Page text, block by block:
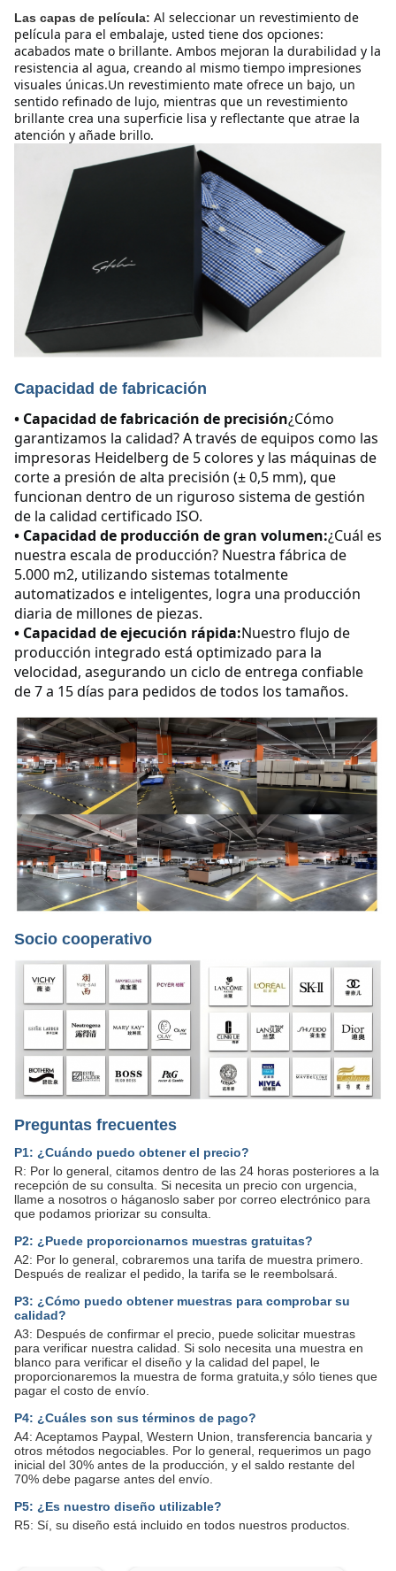
Las capas de película: Al seleccionar un revestimiento de
película para el embalaje, usted tiene dos opciones:
acabados mate o brillante. Ambos mejoran la durabilidad y la
resistencia al agua, creando al mismo tiempo impresiones
visuales únicas.Un revestimiento mate ofrece un bajo, un
sentido refinado de lujo, mientras que un revestimiento
brillante crea una superficie lisa y reflectante que atrae la
atención y añade brillo.
Capacidad de fabricación
• Capacidad de fabricación de precisión¿Cómo
garantizamos la calidad? A través de equipos como las
impresoras Heidelberg de 5 colores y las máquinas de
corte a presión de alta precisión (± 0,5 mm), que
funcionan dentro de un riguroso sistema de gestión
de la calidad certificado ISO.
• Capacidad de producción de gran volumen:¿Cuál es
nuestra escala de producción? Nuestra fábrica de
5.000 m2, utilizando sistemas totalmente
automatizados e inteligentes, logra una producción
diaria de millones de piezas.
• Capacidad de ejecución rápida:Nuestro flujo de
producción integrado está optimizado para la
velocidad, asegurando un ciclo de entrega confiable
de 7 a 15 días para pedidos de todos los tamaños.
Socio cooperativo
Preguntas frecuentes
P1: ¿Cuándo puedo obtener el precio?
R: Por lo general, citamos dentro de las 24 horas posteriores a la
recepción de su consulta. Si necesita un precio con urgencia,
llame a nosotros o háganoslo saber por correo electrónico para
que podamos priorizar su consulta.
P2: ¿Puede proporcionarnos muestras gratuitas?
A2: Por lo general, cobraremos una tarifa de muestra primero.
Después de realizar el pedido, la tarifa se le reembolsará.
P3: ¿Cómo puedo obtener muestras para comprobar su
calidad?
A3: Después de confirmar el precio, puede solicitar muestras
para verificar nuestra calidad. Si solo necesita una muestra en
blanco para verificar el diseño y la calidad del papel, le
proporcionaremos la muestra de forma gratuita,y sólo tienes que
pagar el costo de envío.
P4: ¿Cuáles son sus términos de pago?
A4: Aceptamos Paypal, Western Union, transferencia bancaria y
otros métodos negociables. Por lo general, requerimos un pago
inicial del 30% antes de la producción, y el saldo restante del
70% debe pagarse antes del envío.
P5: ¿Es nuestro diseño utilizable?
R5: Sí, su diseño está incluido en todos nuestros productos.